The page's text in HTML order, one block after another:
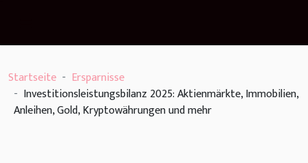
Startseite
Ersparnisse
Investitionsleistungsbilanz 2025: Aktienmärkte, Immobilien,
Anleihen, Gold, Kryptowährungen und mehr